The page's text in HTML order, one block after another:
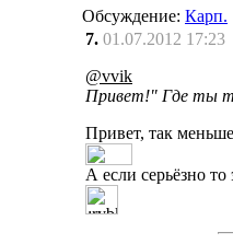
Обсуждение: Карп.
7. 01.07.2012 17:23
@vvik
Привет!" Где ты
Привет, так
А если серьёзно